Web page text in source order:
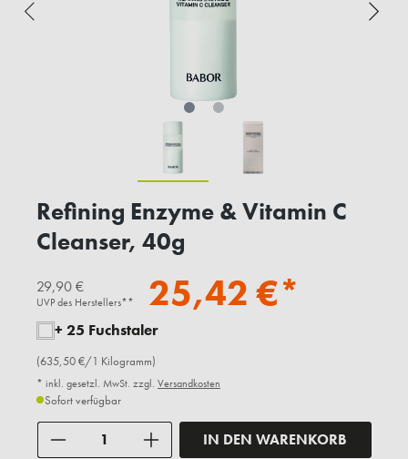
Refining Enzyme & Vitamin C
Cleanser, 40g
29,90 €
UVP des Herstellers** 25,42 €*
+ 25 Fuchstaler
(635,50 €/1 Kilogramm)
* inkl. gesetzl. MwSt. zzgl. Versandkosten
Sofort verfügbar
IN DEN WARENKORB